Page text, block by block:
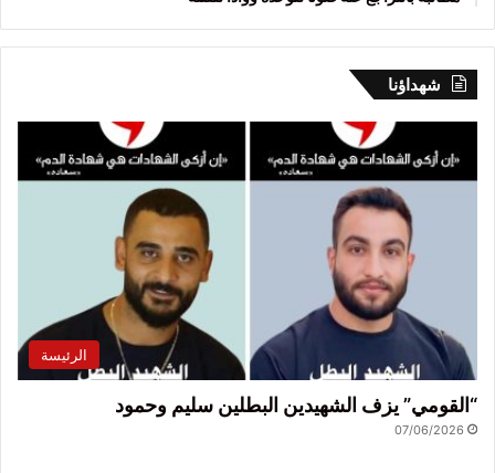
شهداؤنا
الرئيسة
“القومي” يزف الشهيدين البطلين سليم وحمود
07/06/2026